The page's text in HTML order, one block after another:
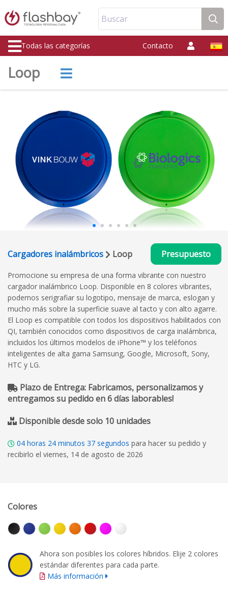
Buscar
Todas las categorías Contacto
Loop
Cargadores inalámbricos Loop Presupuesto
Promocione su empresa de una forma vibrante con nuestro
cargador inalámbrico Loop. Disponible en 8 colores vibrantes,
podemos serigrafiar su logotipo, mensaje de marca, eslogan y
mucho más sobre la superficie suave al tacto y con alto agarre.
El Loop es compatible con todos los dispositivos habilitados con
QI, también conocidos como dispositivos de carga inalámbrica,
incluidos los últimos modelos de iPhone™ y los teléfonos
inteligentes de alta gama Samsung, Google, Microsoft, Sony,
HTC y LG.
Plazo de Entrega: Fabricamos, personalizamos y
entregamos su pedido en 6 días laborables!
Disponible desde solo 10 unidades
04 horas 24 minutos 36 segundos para hacer su pedido y
recibirlo el viernes, 14 de agosto de 2026
Colores
Ahora son posibles los colores híbridos. Elije 2 colores
estándar diferentes para cada parte.
Más información